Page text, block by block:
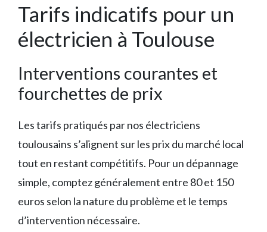
Tarifs indicatifs pour un
électricien à Toulouse
Interventions courantes et
fourchettes de prix
Les tarifs pratiqués par nos électriciens
toulousains s’alignent sur les prix du marché local
tout en restant compétitifs. Pour un dépannage
simple, comptez généralement entre 80 et 150
euros selon la nature du problème et le temps
d’intervention nécessaire.